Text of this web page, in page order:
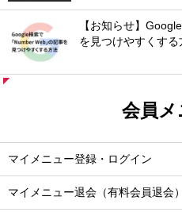
【お知らせ】
を見つけやすくする
会員メ
マイメニュー登録・ログイン
マイメニュー退会（有料会員退会）